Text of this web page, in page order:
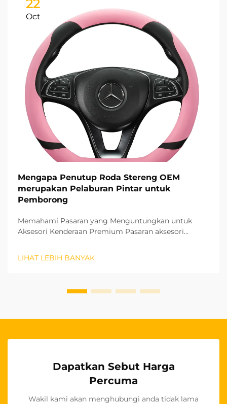
22
Oct
Mengapa Penutup Roda Stereng OEM
merupakan Pelaburan Pintar untuk
Pemborong
Memahami Pasaran yang Menguntungkan untuk
Aksesori Kenderaan Premium Pasaran aksesori
segmen produk yang amat menguntungkan bagi
LIHAT LEBIH BANYAK
Dapatkan Sebut Harga
Percuma
Wakil kami akan menghubungi anda tidak lama